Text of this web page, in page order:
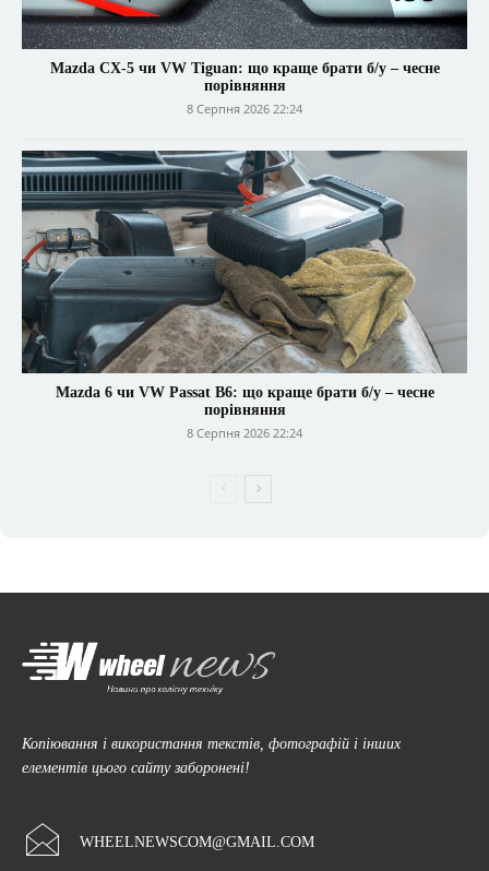
Mazda CX-5 чи VW Tiguan: що краще брати б/у – чесне
порівняння
8 Серпня 2026 22:24
Mazda 6 чи VW Passat B6: що краще брати б/у – чесне
порівняння
8 Серпня 2026 22:24
Копіювання і використання текстів, фотографій і інших
елементів цього сайту заборонені!
WHEELNEWSCOM@GMAIL.COM